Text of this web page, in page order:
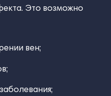
Это возможно
вен;